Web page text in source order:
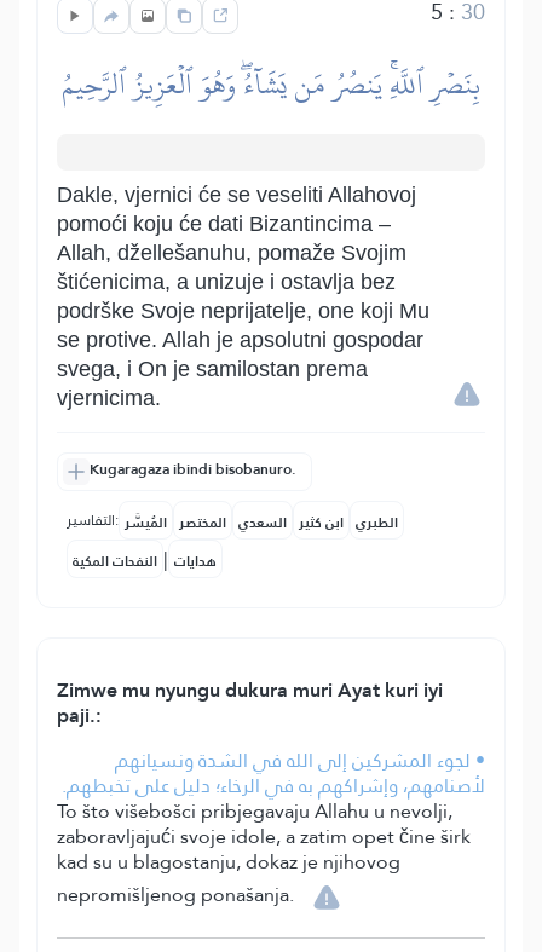
5 : 30
بِنَصۡرِ ٱللَّهِۚ يَنصُرُ مَن يَشَآءُۖ وَهُوَ ٱلۡعَزِيزُ ٱلرَّحِيمُ
Dakle, vjernici će se veseliti Allahovoj
pomoći koju će dati Bizantincima –
Allah, džellešanuhu, pomaže Svojim
štićenicima, a unizuje i ostavlja bez
podrške Svoje neprijatelje, one koji Mu
se protive. Allah je apsolutni gospodar
svega, i On je samilostan prema
vjernicima.
Kugaragaza ibindi bisobanuro.
التفاسير: المُيسَّر المختصر السعدي ابن كثير الطبري
النفحات المكية | هدايات
Zimwe mu nyungu dukura muri Ayat kuri iyi
paji.:
• لجوء المشركين إلى الله في الشدة ونسيانهم
لأصنامهم، وإشراكهم به في الرخاء؛ دليل على تخبطهم.
To što višebošci pribjegavaju Allahu u nevolji,
zaboravljajući svoje idole, a zatim opet čine širk
kad su u blagostanju, dokaz je njihovog
nepromišljenog ponašanja.